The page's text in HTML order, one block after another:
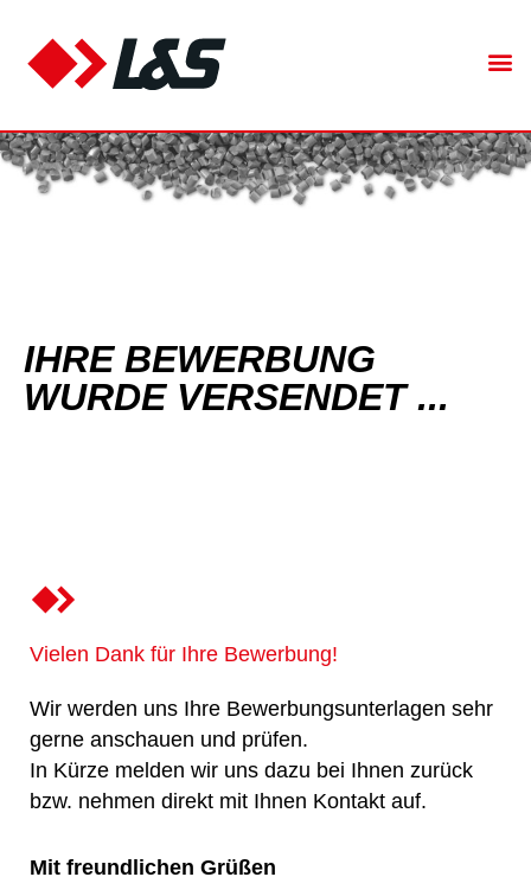
IHRE BEWERBUNG
WURDE VERSENDET ...
Vielen Dank für Ihre Bewerbung!
Wir werden uns Ihre Bewerbungsunterlagen sehr
gerne anschauen und prüfen.
In Kürze melden wir uns dazu bei Ihnen zurück
bzw. nehmen direkt mit Ihnen Kontakt auf.
Mit freundlichen Grüßen